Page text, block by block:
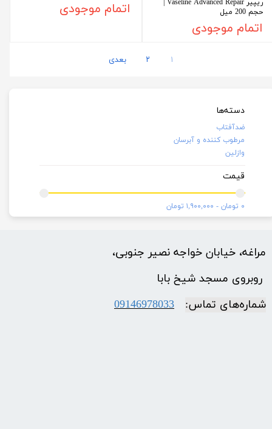
دسته‌ها
ضدآفتاب
مرطوب کننده و آبرسان
وازلین
قیمت
۰ تومان - ۱,۹۰۰,۰۰۰ تومان
حجم 200 میل
اتمام موجودی
اتمام موجودی
۱ ۲ بعدی
مراغه، خیابان خواجه نصیر جنوبی،
​​​​​​​ روبروی مسجد شیخ بابا
شماره‌‌های تماس:
09146978033